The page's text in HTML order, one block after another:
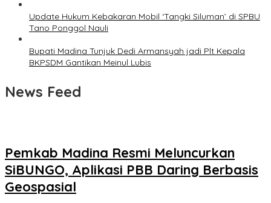
Update Hukum Kebakaran Mobil ‘Tangki Siluman’ di SPBU
Tano Ponggol Nauli
Bupati Madina Tunjuk Dedi Armansyah jadi Plt Kepala
BKPSDM Gantikan Meinul Lubis
News Feed
Pemkab Madina Resmi Meluncurkan
SiBUNGO, Aplikasi PBB Daring Berbasis
Geospasial